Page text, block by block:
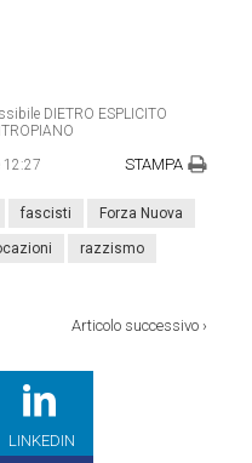
DIETRO ESPLICITO
12:27 STAMPA
fascisti Forza Nuova
razzismo
Articolo successivo›
LINKEDIN